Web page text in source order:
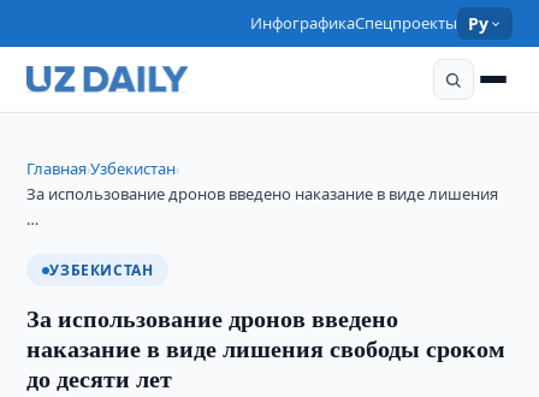
ИнфографикаСпецпроекты Ру
Главная›Узбекистан›
За использование дронов введено наказание в виде лишения
…
УЗБЕКИСТАН
За использование дронов введено
наказание в виде лишения свободы сроком
до десяти лет